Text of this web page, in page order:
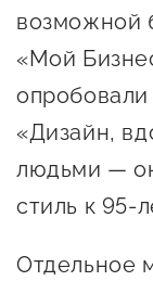
О
возможной
«Мой
опробовали
«Дизайн,
людьми —
стиль к 95-
Отдельное